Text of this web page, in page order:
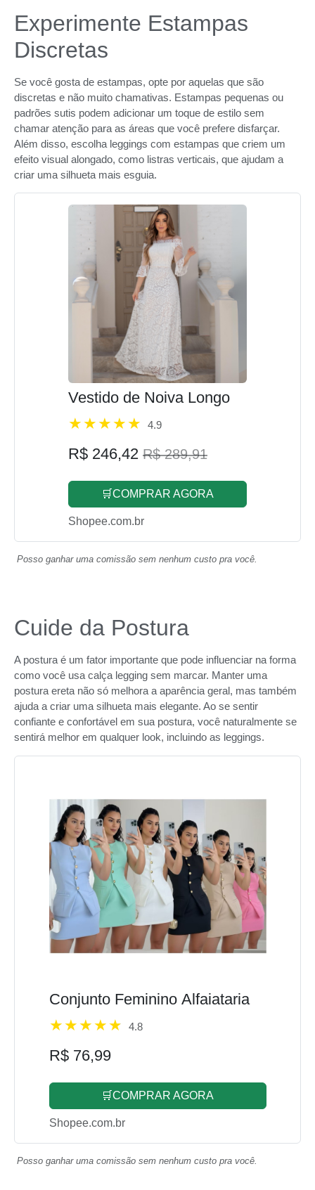
Experimente Estampas
Discretas
Se você gosta de estampas, opte por aquelas que são
discretas e não muito chamativas. Estampas pequenas ou
padrões sutis podem adicionar um toque de estilo sem
chamar atenção para as áreas que você prefere disfarçar.
Além disso, escolha leggings com estampas que criem um
efeito visual alongado, como listras verticais, que ajudam a
criar uma silhueta mais esguia.
Vestido de Noiva Longo
4.9
R$ 246,42 R$ 289,91
🛒COMPRAR AGORA
Shopee.com.br
Posso ganhar uma comissão sem nenhum custo pra você.
Cuide da Postura
A postura é um fator importante que pode influenciar na forma
como você usa calça legging sem marcar. Manter uma
postura ereta não só melhora a aparência geral, mas também
ajuda a criar uma silhueta mais elegante. Ao se sentir
confiante e confortável em sua postura, você naturalmente se
sentirá melhor em qualquer look, incluindo as leggings.
Conjunto Feminino Alfaiataria
4.8
R$ 76,99
🛒COMPRAR AGORA
Shopee.com.br
Posso ganhar uma comissão sem nenhum custo pra você.